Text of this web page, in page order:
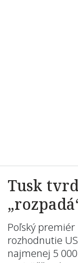
Tusk
Poľský premiér
rozhodnutie
najmenej 5